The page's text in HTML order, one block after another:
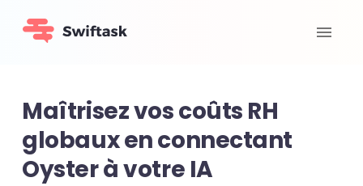
Maîtrisez vos coûts RH
globaux en connectant
Oyster à votre IA